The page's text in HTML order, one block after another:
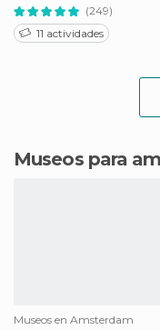
(249)
11 actividades
Museos para
Museos en Amsterdam